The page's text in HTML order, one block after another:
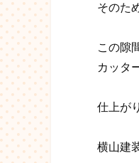
そのた
この隙
カッタ
仕上が
横山建